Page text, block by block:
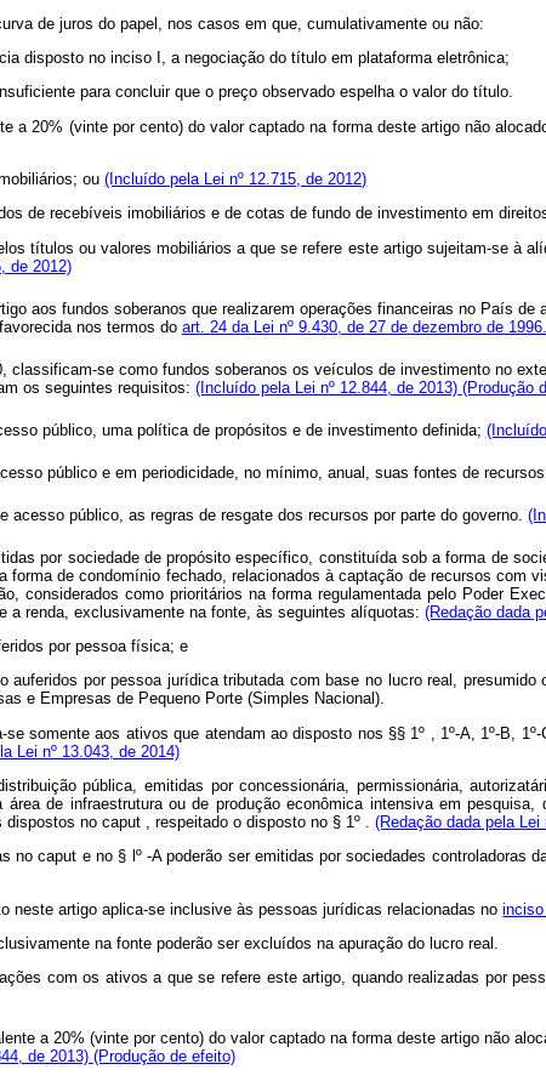
de juros do papel, nos casos em que, cumulativamente ou não:
disposto no inciso I, a negociação do título em plataforma eletrônica;
para concluir que o preço observado espelha o valor do título.
a 20% (vinte por cento) do valor captado na forma deste artigo não
ou(Incluído pela Lei nº 12.715, de 2012)
de recebíveis imobiliários e de cotas de fundo de investimento em
títulos ou valores mobiliários a que se refere este artigo sujeitam-se à
de 2012)
aos fundos soberanos que realizarem operações financeiras no País
nos termos do art. 24 da Lei nº 9.430, de 27 de dezembro de 1996.
classificam-se como fundos soberanos os veículos de investimento no
os seguintes requisitos: (Incluído pela Lei nº 12.844, de 2013) (Produção
público, uma política de propósitos e de investimento definida;
público e em periodicidade, no mínimo, anual, suas fontes de
acesso público, as regras de resgate dos recursos por parte do governo.
por sociedade de propósito específico, constituída sob a forma de
de condomínio fechado, relacionados à captação de recursos
considerados como prioritários na forma regulamentada pelo Poder
a renda, exclusivamente na fonte, às seguintes alíquotas: (Redação dada
por pessoa física; e
auferidos por pessoa jurídica tributada com base no lucro real,
e Empresas de Pequeno Porte (Simples Nacional).
somente aos ativos que atendam ao disposto nos §§ 1º , 1º-A, 1º-B,
Lei nº 13.043, de 2014)
pública, emitidas por concessionária, permissionária,
de infraestrutura ou de produção econômica intensiva em
dispostos no caput , respeitado o disposto no § 1º . (Redação dada pela Lei
nocaput e no § lº -A poderão ser emitidas por sociedades controladoras
neste artigo aplica-se inclusive às pessoas jurídicas relacionadas no
na fonte poderão ser excluídos na apuração do lucro real.
com os ativos a que se refere este artigo, quando realizadas por
a 20% (vinte por cento) do valor captado na forma deste artigo não
de 2013) (Produção de efeito)